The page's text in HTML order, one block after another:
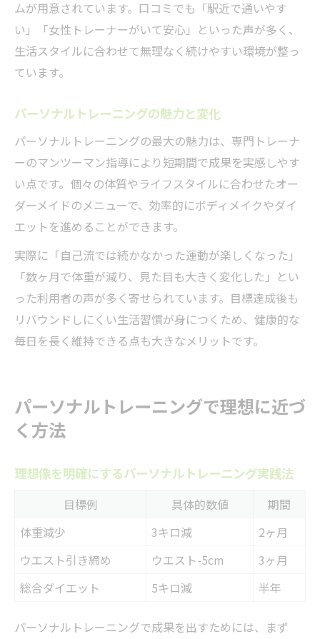
ムが用意されています。口コミでも「駅近で通いやす
い」「女性トレーナーがいて安心」といった声が多く、
生活スタイルに合わせて無理なく続けやすい環境が整っ
ています。
パーソナルトレーニングの魅力と変化
パーソナルトレーニングの最大の魅力は、専門トレーナ
ーのマンツーマン指導により短期間で成果を実感しやす
い点です。個々の体質やライフスタイルに合わせたオー
ダーメイドのメニューで、効率的にボディメイクやダイ
エットを進めることができます。
実際に「自己流では続かなかった運動が楽しくなった」
「数ヶ月で体重が減り、見た目も大きく変化した」とい
った利用者の声が多く寄せられています。目標達成後も
リバウンドしにくい生活習慣が身につくため、健康的な
毎日を長く維持できる点も大きなメリットです。
パーソナルトレーニングで理想に近づ
く方法
理想像を明確にするパーソナルトレーニング実践法
目標例 具体的数値
期間
体重減少
3キロ減
2ヶ月
ウエスト引き締め
ウエスト-5cm
3ヶ月
総合ダイエット
5キロ減 半年
パーソナルトレーニングで成果を出すためには、まず